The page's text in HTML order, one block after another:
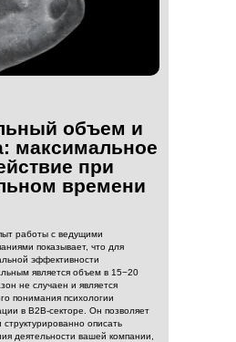
работы с ведущими
показывает, что для
эффективности
является объем в 15−20
не случаен и является
понимания психологии
в B2B-секторе. Он позволяет
описать
деятельности вашей компании,
объем и
максимальное
при
времени